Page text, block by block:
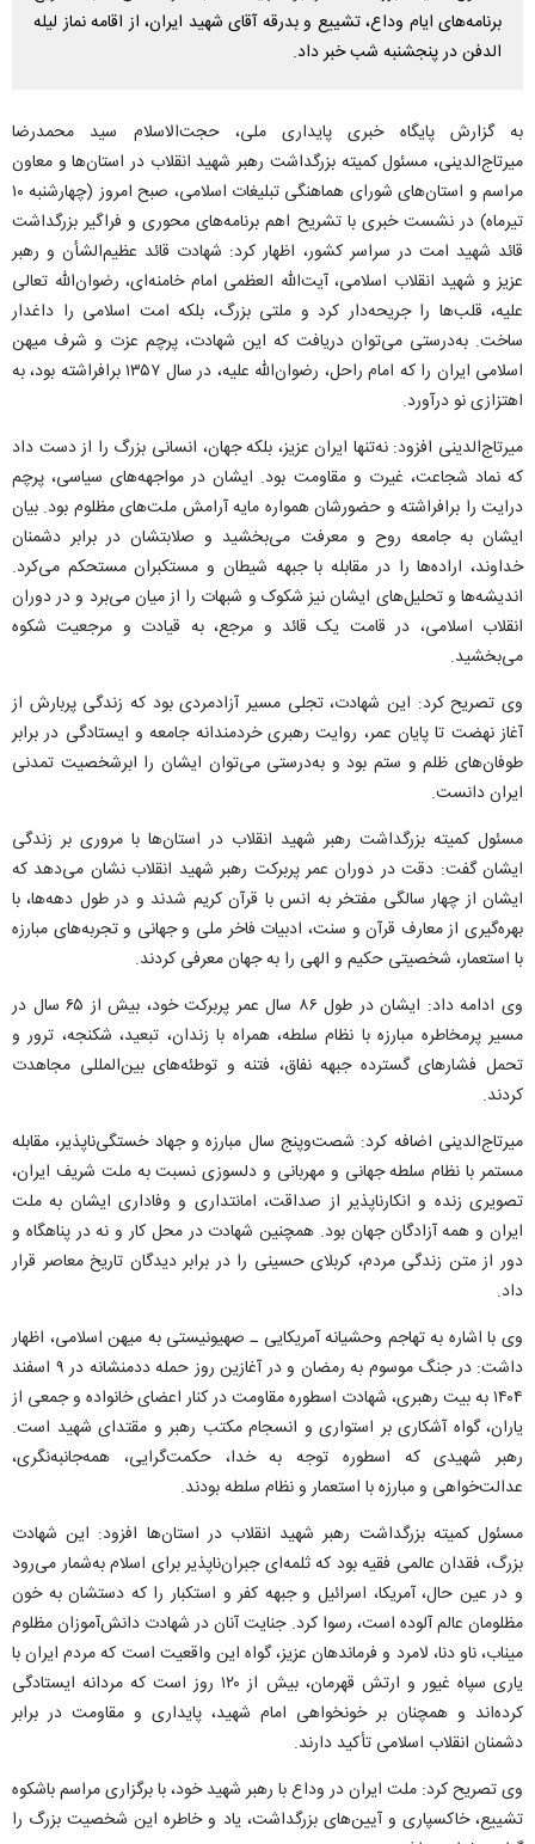
برنامه‌های ایام وداع، تشییع و بدرقه آقای شهید ایران، از اقامه نماز لیله
الدفن در پنجشنبه شب خبر داد.
به گزارش پایگاه خبری پایداری ملی، حجت‌الاسلام سید محمدرضا
میرتاج‌الدینی، مسئول کمیته بزرگداشت رهبر شهید انقلاب در استان‌ها و معاون
مراسم و استان‌های شورای هماهنگی تبلیغات اسلامی، صبح امروز (چهارشنبه ۱۰
تیرماه) در نشست خبری با تشریح اهم برنامه‌های محوری و فراگیر بزرگداشت
قائد شهید امت در سراسر کشور، اظهار کرد: شهادت قائد عظیم‌الشأن و رهبر
عزیز و شهید انقلاب اسلامی، آیت‌الله العظمی امام خامنه‌ای، رضوان‌الله تعالی
علیه، قلب‌ها را جریحه‌دار کرد و ملتی بزرگ، بلکه امت اسلامی را داغدار
ساخت. به‌درستی می‌توان دریافت که این شهادت، پرچم عزت و شرف میهن
اسلامی ایران را که امام راحل، رضوان‌الله علیه، در سال ۱۳۵۷ برافراشته بود، به
اهتزازی نو درآورد.
میرتاج‌الدینی افزود: نه‌تنها ایران عزیز، بلکه جهان، انسانی بزرگ را از دست داد
که نماد شجاعت، غیرت و مقاومت بود. ایشان در مواجهه‌های سیاسی، پرچم
درایت را برافراشته و حضورشان همواره مایه آرامش ملت‌های مظلوم بود. بیان
ایشان به جامعه روح و معرفت می‌بخشید و صلابتشان در برابر دشمنان
خداوند، اراده‌ها را در مقابله با جبهه شیطان و مستکبران مستحکم می‌کرد.
اندیشه‌ها و تحلیل‌های ایشان نیز شکوک و شبهات را از میان می‌برد و در دوران
انقلاب اسلامی، در قامت یک قائد و مرجع، به قیادت و مرجعیت شکوه
می‌بخشید.
وی تصریح کرد: این شهادت، تجلی مسیر آزادمردی بود که زندگی پربارش از
آغاز نهضت تا پایان عمر، روایت رهبری خردمندانه جامعه و ایستادگی در برابر
طوفان‌های ظلم و ستم بود و به‌درستی می‌توان ایشان را ابرشخصیت تمدنی
ایران دانست.
مسئول کمیته بزرگداشت رهبر شهید انقلاب در استان‌ها با مروری بر زندگی
ایشان گفت: دقت در دوران عمر پربرکت رهبر شهید انقلاب نشان می‌دهد که
ایشان از چهار سالگی مفتخر به انس با قرآن کریم شدند و در طول دهه‌ها، با
بهره‌گیری از معارف قرآن و سنت، ادبیات فاخر ملی و جهانی و تجربه‌های مبارزه
با استعمار، شخصیتی حکیم و الهی را به جهان معرفی کردند.
وی ادامه داد: ایشان در طول ۸۶ سال عمر پربرکت خود، بیش از ۶۵ سال در
مسیر پرمخاطره مبارزه با نظام سلطه، همراه با زندان، تبعید، شکنجه، ترور و
تحمل فشار‌های گسترده جبهه نفاق، فتنه و توطئه‌های بین‌المللی مجاهدت
کردند.
میرتاج‌الدینی اضافه کرد: شصت‌وپنج سال مبارزه و جهاد خستگی‌ناپذیر، مقابله
مستمر با نظام سلطه جهانی و مهربانی و دلسوزی نسبت به ملت شریف ایران،
تصویری زنده و انکارناپذیر از صداقت، امانتداری و وفاداری ایشان به ملت
ایران و همه آزادگان جهان بود. همچنین شهادت در محل کار و نه در پناهگاه و
دور از متن زندگی مردم، کربلای حسینی را در برابر دیدگان تاریخ معاصر قرار
داد.
وی با اشاره به تهاجم وحشیانه آمریکایی ـ صهیونیستی به میهن اسلامی، اظهار
داشت: در جنگ موسوم به رمضان و در آغازین روز حمله ددمنشانه در ۹ اسفند
۱۴۰۴ به بیت رهبری، شهادت اسطوره مقاومت در کنار اعضای خانواده و جمعی از
یاران، گواه آشکاری بر استواری و انسجام مکتب رهبر و مقتدای شهید است.
رهبر شهیدی که اسطوره توجه به خدا، حکمت‌گرایی، همه‌جانبه‌نگری،
عدالت‌خواهی و مبارزه با استعمار و نظام سلطه بودند.
مسئول کمیته بزرگداشت رهبر شهید انقلاب در استان‌ها افزود: این شهادت
بزرگ، فقدان عالمی فقیه بود که ثلمه‌ای جبران‌ناپذیر برای اسلام به‌شمار می‌رود
و در عین حال، آمریکا، اسرائیل و جبهه کفر و استکبار را که دستشان به خون
مظلومان عالم آلوده است، رسوا کرد. جنایت آنان در شهادت دانش‌آموزان مظلوم
میناب، ناو دنا، لامرد و فرماندهان عزیز، گواه این واقعیت است که مردم ایران با
یاری سپاه غیور و ارتش قهرمان، بیش از ۱۲۰ روز است که مردانه ایستادگی
کرده‌اند و همچنان بر خونخواهی امام شهید، پایداری و مقاومت در برابر
دشمنان انقلاب اسلامی تأکید دارند.
وی تصریح کرد: ملت ایران در وداع با رهبر شهید خود، با برگزاری مراسم باشکوه
تشییع، خاکسپاری و آیین‌های بزرگداشت، یاد و خاطره این شخصیت بزرگ را